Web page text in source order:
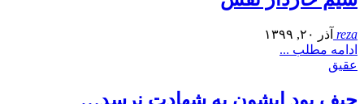
reza آذر ۲۰, ۱۳۹۹
ادامه مطلب ...
عقیق
حیف بود ایشون به شهادت نرسد…